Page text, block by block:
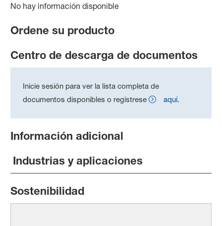
No hay información disponible
Ordene su producto
Centro de descarga de documentos
Inicie sesión para ver la lista completa de
documentos disponibles o regístrese
aquí.
Información adicional
Industrias y aplicaciones
Sostenibilidad